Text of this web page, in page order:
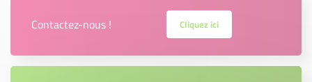
Contactez-nous ! Cliquez ici